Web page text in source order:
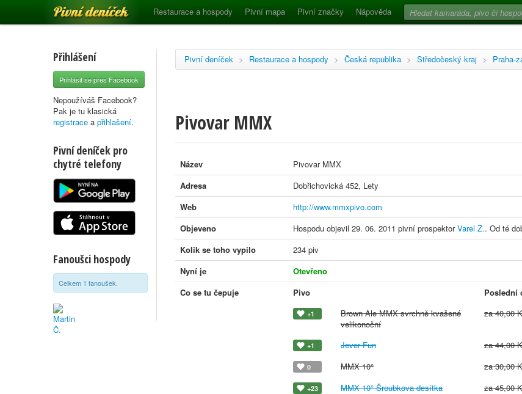
Pivní deníček Restaurace a hospody Pivní mapa Pivní značky Nápověda
Přihlášení
Přihlásit se přes Facebook
Nepoužíváš Facebook?
Pak je tu klasická
registrace a přihlašení.
Pivní deníček pro
chytré telefony
Fanoušci hospody
Celkem 1 fanoušek.
Pivní deníček > Restaurace a hospody > Česká republika > Středočeský kraj > Praha-
Pivovar MMX
Název
Pivovar MMX
Adresa
Dobřichovická 452, Lety
Web
http://www.mmxpivo.com
Objeveno
Hospodu objevil 29. 06. 2011 pivní prospektorVarel Z.. Od té
Kolik se toho vypilo
234 piv
Nyní je
Otevřeno
Co se tu čepuje
Pivo Poslední
+1
Brown Ale MMX svrchně kvašené
velikonoční
za 40,00
+1 Jever Fun za 44,00
0 MMX 10° za 30,00
+23 MMX 10° Šroubkova desítka za 45,00